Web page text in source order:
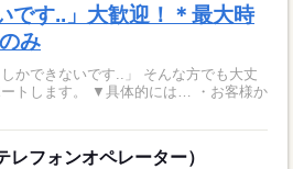
です..」大歓迎！＊最大時
み
かできないです..」 そんな方でも大丈
的には… ・お客様か
レフォンオペレーター）